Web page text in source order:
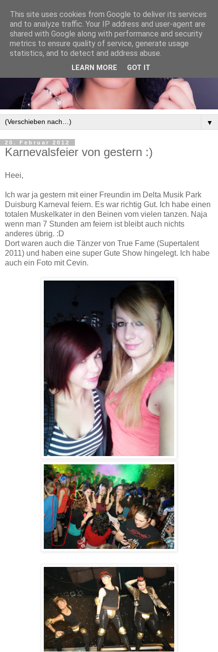
▼
20. Februar 2012
Karnevalsfeier von gestern :)
Heei,
Ich war ja gestern mit einer Freundin im Delta Musik Park
Duisburg Karneval feiern. Es war richtig Gut. Ich habe einen
totalen Muskelkater in den Beinen vom vielen tanzen. Naja
wenn man 7 Stunden am feiern ist bleibt auch nichts
anderes übrig. :D
Dort waren auch die Tänzer von True Fame (Supertalent
2011) und haben eine super Gute Show hingelegt. Ich habe
auch ein Foto mit Cevin.
This site uses cookies from Google to deliver its services
and to analyze traffic. Your IP address and user-agent are
shared with Google along with performance and security
metrics to ensure quality of service, generate usage
statistics, and to detect and address abuse.
LEARN MORE GOT IT